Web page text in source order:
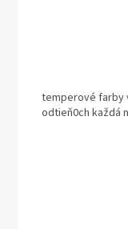
temperové farby
odtieň0ch každá